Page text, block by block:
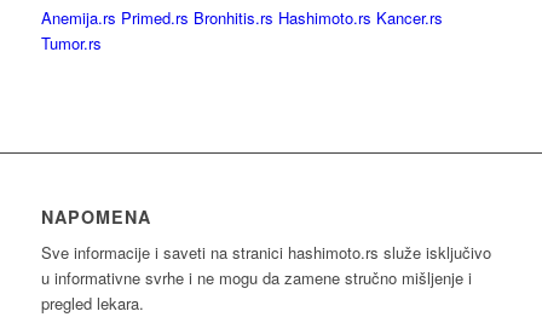
Anemija.rs Primed.rs Bronhitis.rs Hashimoto.rs Kancer.rs
Tumor.rs
NAPOMENA
Sve informacije i saveti na stranici hashimoto.rs služe isključivo
u informativne svrhe i ne mogu da zamene stručno mišljenje i
pregled lekara.